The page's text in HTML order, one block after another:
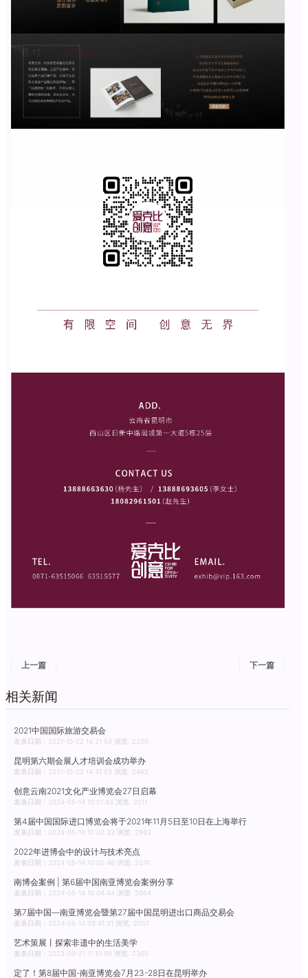
上一篇 下一篇
相关新闻
2021中国国际旅游交易会
发表日期：2021-10-22 14:21:54 浏览: 2200
昆明第六期会展人才培训会成功举办
发表日期：2021-10-22 14:41:53 浏览: 2465
创意云南2021文化产业博览会27日启幕
发表日期：2024-05-14 10:01:43 浏览: 2011
第4届中国国际进口博览会将于2021年11月5日至10日在上海举行
发表日期：2024-05-14 10:02:33 浏览: 2963
2022年进博会中的设计与技术亮点
发表日期：2024-05-14 10:00:46 浏览: 2074
南博会案例 | 第6届中国南亚博览会案例分享
发表日期：2024-05-14 10:04:44 浏览: 2064
第7届中国—南亚博览会暨第27届中国昆明进出口商品交易会
发表日期：2024-05-14 09:41:31 浏览: 2057
艺术策展丨探索非遗中的生活美学
发表日期：2023-09-21 11:10:56 浏览: 2360
定了！第8届中国-南亚博览会7月23-28日在昆明举办